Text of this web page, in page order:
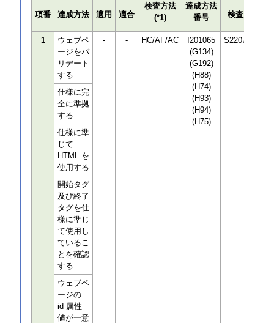
項番 達成方法 適用 適合
検査方法
(*1)
達成方法
番号
検査員
1
ウェブペ
ージをバ
リデート
する
- - HC/AF/AC
I201065
(G134)
(G192)
(H88)
(H74)
(H93)
(H94)
(H75)
S220748
仕様に完
全に準拠
する
仕様に準
じて
HTML を
使用する
開始タグ
及び終了
タグを仕
様に準じ
て使用し
ているこ
とを確認
する
ウェブペ
ージの
id 属性
値が一意